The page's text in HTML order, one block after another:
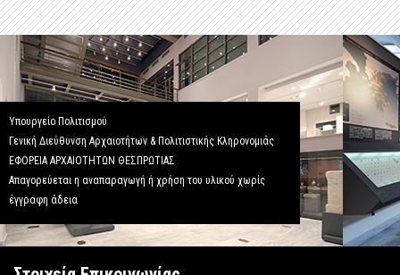
Υπουργείο Πολιτισμού
Γενική Διεύθυνση Αρχαιοτήτων & Πολιτιστικής Κληρονομιάς
ΕΦΟΡΕΙΑ ΑΡΧΑΙΟΤΗΤΩΝ ΘΕΣΠΡΩΤΙΑΣ
Απαγορεύεται η αναπαραγωγή ή χρήση του υλικού χωρίς
έγγραφη άδεια